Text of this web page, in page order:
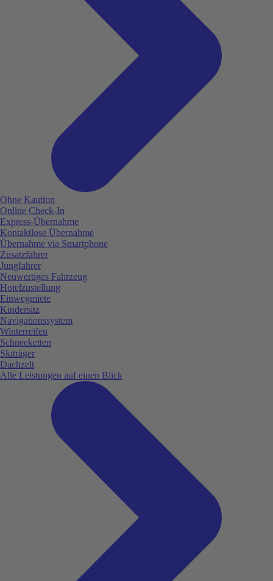
Ohne Kaution
Online Check-In
Express-Übernahme
Kontaktlose Übernahme
Übernahme via Smartphone
Zusatzfahrer
Jungfahrer
Neuwertiges Fahrzeug
Hotelzustellung
Einwegmiete
Kindersitz
Navigationssystem
Winterreifen
Schneeketten
Skiträger
Dachzelt
Alle Leistungen auf einen Blick